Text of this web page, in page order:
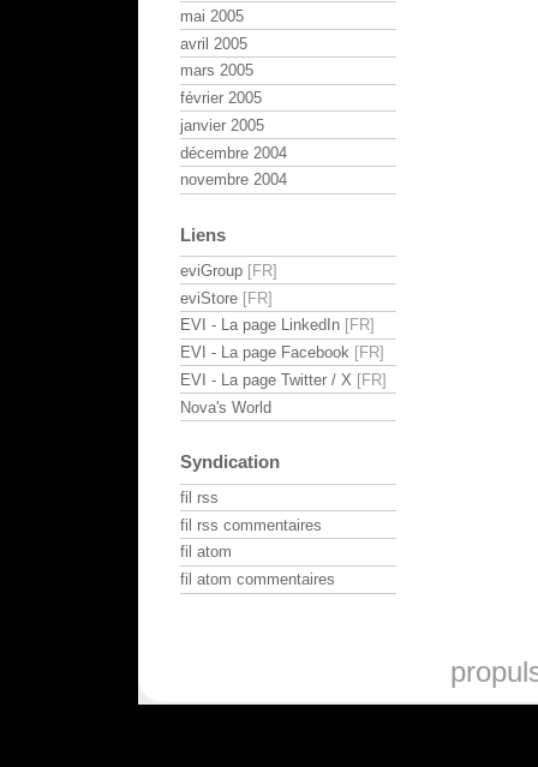
mai 2005
avril 2005
mars 2005
février 2005
janvier 2005
décembre 2004
novembre 2004
Liens
eviGroup
eviStore
EVI - La page LinkedIn
EVI - La page Facebook
EVI - La page Twitter / X
Nova's World
Syndication
fil rss
fil rss commentaires
fil atom
fil atom commentaires